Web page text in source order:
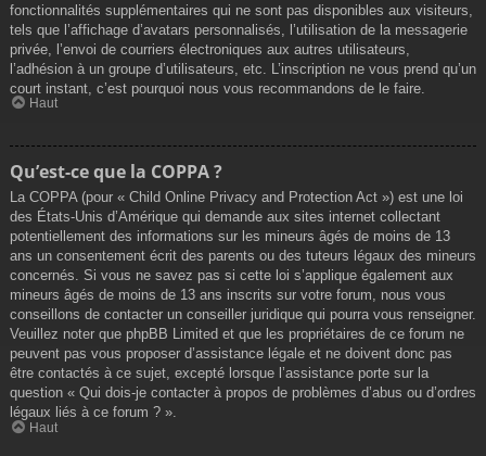
fonctionnalités supplémentaires qui ne sont pas disponibles aux visiteurs,
tels que l’affichage d’avatars personnalisés, l’utilisation de la messagerie
privée, l’envoi de courriers électroniques aux autres utilisateurs,
l’adhésion à un groupe d’utilisateurs, etc. L’inscription ne vous prend qu’un
court instant, c’est pourquoi nous vous recommandons de le faire.
Haut
Qu’est-ce que la COPPA ?
La COPPA (pour « Child Online Privacy and Protection Act ») est une loi
des États-Unis d’Amérique qui demande aux sites internet collectant
potentiellement des informations sur les mineurs âgés de moins de 13
ans un consentement écrit des parents ou des tuteurs légaux des mineurs
concernés. Si vous ne savez pas si cette loi s’applique également aux
mineurs âgés de moins de 13 ans inscrits sur votre forum, nous vous
conseillons de contacter un conseiller juridique qui pourra vous renseigner.
Veuillez noter que phpBB Limited et que les propriétaires de ce forum ne
peuvent pas vous proposer d’assistance légale et ne doivent donc pas
être contactés à ce sujet, excepté lorsque l’assistance porte sur la
question « Qui dois-je contacter à propos de problèmes d’abus ou d’ordres
légaux liés à ce forum ? ».
Haut